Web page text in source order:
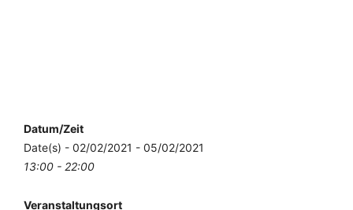
Datum/Zeit
Date(s) - 02/02/2021 - 05/02/2021
13:00 - 22:00
Veranstaltungsort